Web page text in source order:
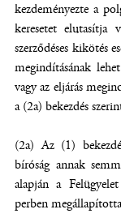
kezdeményezte a
keresetet
szerződéses kikötés
megindításának
vagy az eljárás
a (2a) bekezdés
(2a) Az (1)
bíróság annak
alapján a
perben